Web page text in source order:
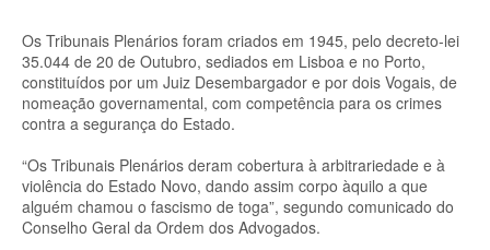
Os Tribunais Plenários foram criados em 1945, pelo decreto-lei
35.044 de 20 de Outubro, sediados em Lisboa e no Porto,
constituídos por um Juiz Desembargador e por dois Vogais, de
nomeação governamental, com competência para os crimes
contra a segurança do Estado.
“Os Tribunais Plenários deram cobertura à arbitrariedade e à
violência do Estado Novo, dando assim corpo àquilo a que
alguém chamou o fascismo de toga”, segundo comunicado do
Conselho Geral da Ordem dos Advogados.